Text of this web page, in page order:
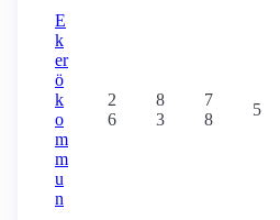
E
k
er
ö
k
o
m
m
u
n
2
6
8
3
7
8
5